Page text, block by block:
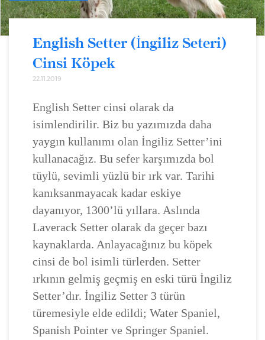
English Setter (İngiliz Seteri)
Cinsi Köpek
22.11.2019
English Setter cinsi olarak da
isimlendirilir. Biz bu yazımızda daha
yaygın kullanımı olan İngiliz Setter’ini
kullanacağız. Bu sefer karşımızda bol
tüylü, sevimli yüzlü bir ırk var. Tarihi
kanıksanmayacak kadar eskiye
dayanıyor, 1300’lü yıllara. Aslında
Laverack Setter olarak da geçer bazı
kaynaklarda. Anlayacağınız bu köpek
cinsi de bol isimli türlerden. Setter
ırkının gelmiş geçmiş en eski türü İngiliz
Setter’dır. İngiliz Setter 3 türün
türemesiyle elde edildi; Water Spaniel,
Spanish Pointer ve Springer Spaniel.